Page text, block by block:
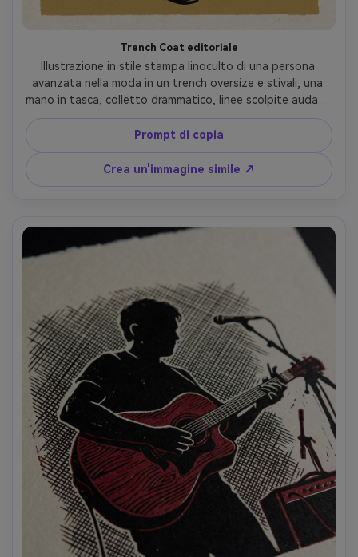
Trench Coat editoriale
Illustrazione in stile stampa linoculto di una persona
avanzata nella moda in un trench oversize e stivali, una
mano in tasca, colletto drammatico, linee scolpite audace
che definiscono pieghe di tessuto, forme nere pesanti
con riflessi di taglio nitidi, tavolozza bicolore limitata
(nero e ocra attenuata), texture di carta ruvida, layout di
rivista-poster moderno con molto spazio negativo,
obiettivo 85mm, profondità di campo bassa-AR 4:5
Prompt di copia
Crea un'immagine simile ↗